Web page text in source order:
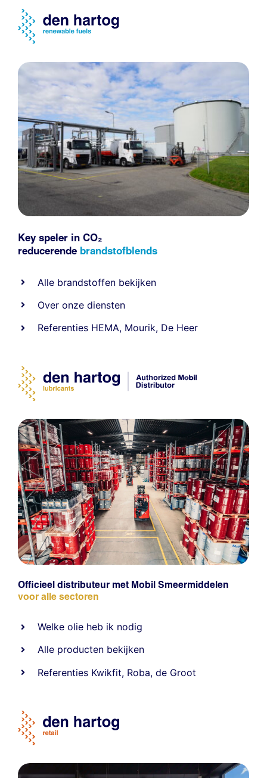
Key speler in CO₂
reducerende brandstofblends
Alle brandstoffen bekijken
Over onze diensten
Referenties HEMA, Mourik, De Heer
Officieel distributeur met Mobil Smeermiddelen
voor alle sectoren
Welke olie heb ik nodig
Alle producten bekijken
Referenties Kwikfit, Roba,de Groot